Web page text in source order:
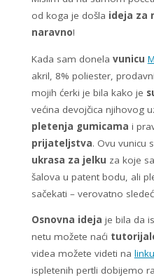
od koga je došla ideja za
naravno!
Kada sam donela vunicu
akril, 8% poliester,
mojih ćerki je bila kako je
većina devojčica njihovog
pletenja gumicama i
prijateljstva. Ovu vunicu
ukrasa za jelku za koje
šalova u patent bodu, ali
sačekati – verovatno
Osnovna ideja je bila da
netu možete naći
videa možete videti na linku
ispletenih pertli dobijemo